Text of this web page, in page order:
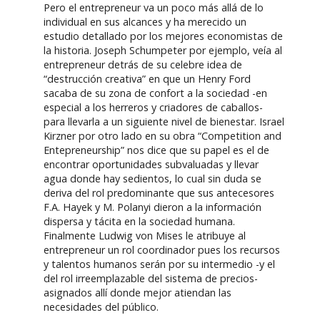
Pero el entrepreneur va un poco más allá de lo
individual en sus alcances y ha merecido un
estudio detallado por los mejores economistas de
la historia. Joseph Schumpeter por ejemplo, veía al
entrepreneur detrás de su celebre idea de
“destrucción creativa” en que un Henry Ford
sacaba de su zona de confort a la sociedad -en
especial a los herreros y criadores de caballos-
para llevarla a un siguiente nivel de bienestar. Israel
Kirzner por otro lado en su obra “Competition and
Entepreneurship” nos dice que su papel es el de
encontrar oportunidades subvaluadas y llevar
agua donde hay sedientos, lo cual sin duda se
deriva del rol predominante que sus antecesores
F.A. Hayek y M. Polanyi dieron a la información
dispersa y tácita en la sociedad humana.
Finalmente Ludwig von Mises le atribuye al
entrepreneur un rol coordinador pues los recursos
y talentos humanos serán por su intermedio -y el
del rol irreemplazable del sistema de precios-
asignados allí donde mejor atiendan las
necesidades del público.